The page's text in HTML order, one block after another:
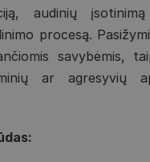
audinių
procesą.
savybėmis,
ar agresyvių